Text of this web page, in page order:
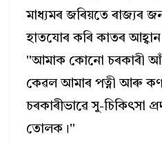
মাধ্যমৰ জৰিয়তে ৰাজ্যৰ
হাতযোৰ কৰি কাতৰ
"আমাক কোনো চৰকাৰী
কেৱল আমাৰ পত্নী আৰু
চৰকাৰীভাৱে সু-চিকিৎসা
তোলক।"